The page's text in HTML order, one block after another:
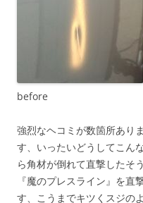
before
強烈なヘコミが数箇所あり
す、いったいどうしてこん
ら角材が倒れて直撃したそ
『魔のプレスライン』を直
す、こうまでキツくスジの